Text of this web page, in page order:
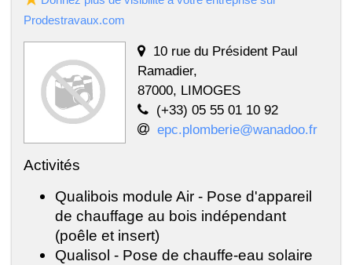
Prodestravaux.com
10 rue du Président Paul
Ramadier,
87000, LIMOGES
(+33) 05 55 01 10 92
epc.plomberie@wanadoo.fr
Activités
Qualibois module Air - Pose d'appareil
de chauffage au bois indépendant
(poêle et insert)
Qualisol - Pose de chauffe-eau solaire